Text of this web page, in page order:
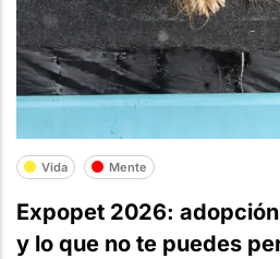
Vida Mente
Expopet 2026:
y lo que no te puedes